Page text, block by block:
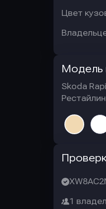
Цвет
Модель
Skoda
1